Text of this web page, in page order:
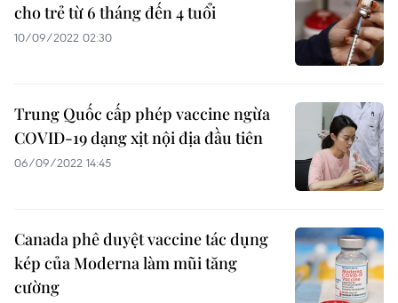
cho trẻ từ 6 tháng đến 4 tuổi
10/09/2022 02:30
Trung Quốc cấp phép vaccine ngừa
COVID-19 dạng xịt nội địa đầu tiên
06/09/2022 14:45
Canada phê duyệt vaccine tác dụng
kép của Moderna làm mũi tăng
cường